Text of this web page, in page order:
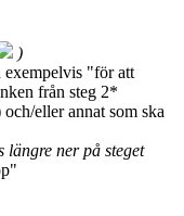
)
exempelvis "för att
från steg 2*
eller annat som ska
längre ner på steget